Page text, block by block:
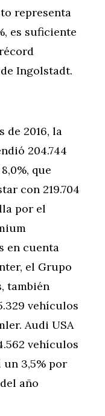
representa
es suficiente
Ingolstadt.
de 2016, la
204.744
que
con 219.704
por el
en cuenta
el Grupo
también
vehículos
Audi USA
vehículos
un 3,5% por
año